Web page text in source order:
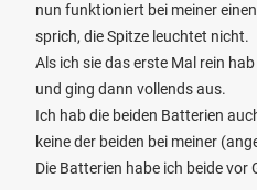
nun funktioniert bei meiner
sprich, die Spitze leuchtet nicht.
Als ich sie das erste Mal rein
und ging dann vollends aus.
Ich hab die beiden Batterien
keine der beiden bei meiner
Die Batterien habe ich beide vor